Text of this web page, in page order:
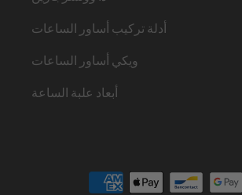
أدلة تركيب أساور الساعات
ويكي أساور الساعات
أبعاد علبة الساعة